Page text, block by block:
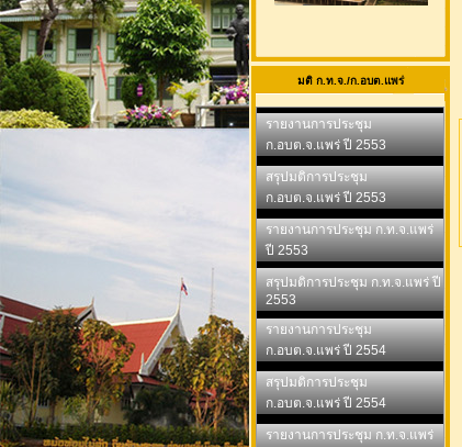
มติ ก.ท.จ./ก.อบต.แพร่
รายงานการประชุม
ก.อบต.จ.แพร่ ปี 2553
สรุปมติการประชุม
ก.อบต.จ.แพร่ ปี 2553
รายงานการประชุม ก.ท.จ.แพร่
ปี 2553
สรุปมติการประชุม ก.ท.จ.แพร่ ปี
2553
รายงานการประชุม
ก.อบต.จ.แพร่ ปี 2554
สรุปมติการประชุม
ก.อบต.จ.แพร่ ปี 2554
รายงานการประชุม ก.ท.จ.แพร่